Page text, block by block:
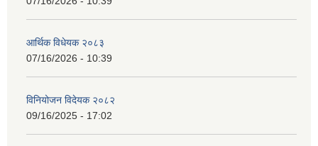
आर्थिक विधेयक २०८३
07/16/2026 - 10:39
विनियोजन विदेयक २०८२
09/16/2025 - 17:02